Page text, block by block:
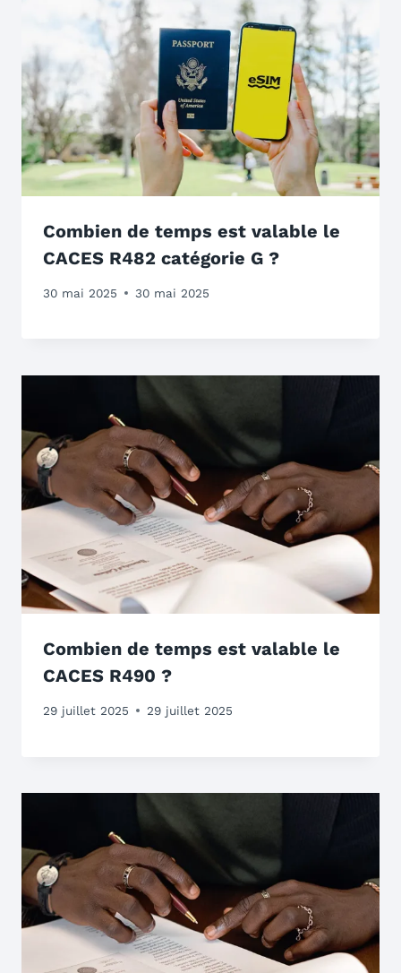
Combien de temps est valable le
CACES R482 catégorie G ?
30 mai 2025 30 mai 2025
Combien de temps est valable le
CACES R490 ?
29 juillet 2025 29 juillet 2025